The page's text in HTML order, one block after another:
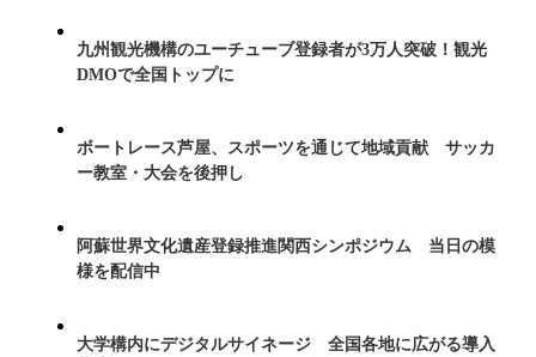
九州観光機構のユーチューブ登録者が3万人突破！観光
DMOで全国トップに
ボートレース芦屋、スポーツを通じて地域貢献 サッカ
ー教室・大会を後押し
阿蘇世界文化遺産登録推進関西シンポジウム 当日の模
様を配信中
大学構内にデジタルサイネージ 全国各地に広がる導入